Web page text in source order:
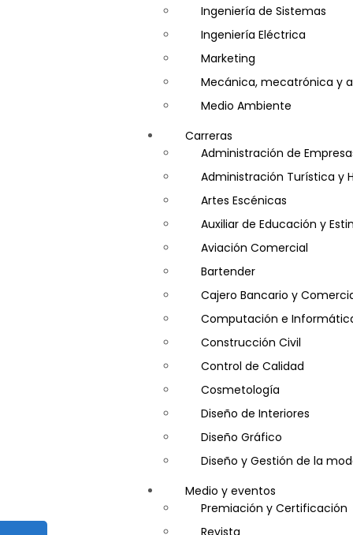
Ingeniería de Sistemas
Ingeniería Eléctrica
Marketing
Mecánica, mecatrónica y
Medio Ambiente
Minería e Hidrocarburos
Salud y Psicología
Seguridad
Carreras
Administración de
Administración Turística y
Artes Escénicas
Auxiliar de Educación y
Aviación Comercial
Bartender
Cajero Bancario y
Computación e
Construcción Civil
Control de Calidad
Cosmetología
Diseño de Interiores
Diseño Gráfico
Diseño y Gestión de la
Entrenador Personal y
Gastronomía
Gestor de Crédito y
Medio y eventos
Premiación y Certificación
Revista